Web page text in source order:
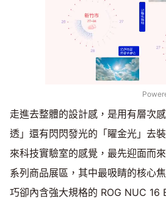
走進去整體的設計感，是用有層次
透」還有閃閃發光的「矅金光」去
來科技實驗室的感覺，最先迎面而
系列商品展區，其中最吸睛的核心
巧卻內含強大規格的 ROG NUC